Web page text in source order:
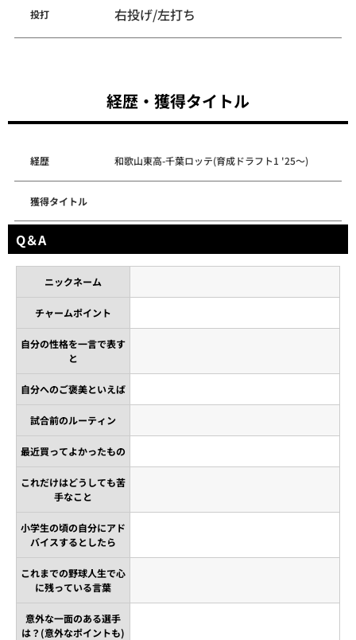
投打 右投げ/左打ち
経歴・獲得タイトル
経歴 和歌山東高-千葉ロッテ(育成ドラフト1 '25～)
獲得タイトル
Q＆A
ニックネーム
チャームポイント
自分の性格を一言で表す
と
自分へのご褒美といえば
試合前のルーティン
最近買ってよかったもの
これだけはどうしても苦
手なこと
小学生の頃の自分にアド
バイスするとしたら
これまでの野球人生で心
に残っている言葉
意外な一面のある選手
は？(意外なポイントも)